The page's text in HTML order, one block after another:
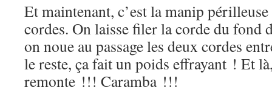
Et maintenant, c’est la manip
cordes. On laisse filer la corde du fond
on noue au passage les deux cordes
le reste, ça fait un poids effrayant ! Et
remonte !!! Caramba !!!